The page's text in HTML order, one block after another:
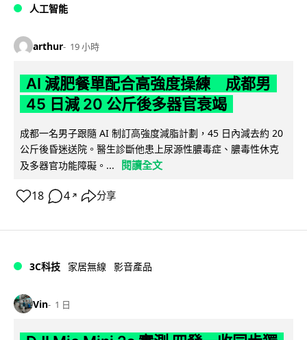
人工智能
arthur 19 小時
AI 減肥餐單配合高強度操練 成都男
45 日減 20 公斤後多器官衰竭
成都一名男子跟隨 AI 制訂高強度減脂計劃，45 日內減去約 20
公斤後昏迷送院。醫生診斷他患上尿源性膿毒症、膿毒性休克
及多器官功能障礙。...
閱讀全文
18 4 ↗ 分享
3C科技 家居無線 影音產品
Vin 1 日